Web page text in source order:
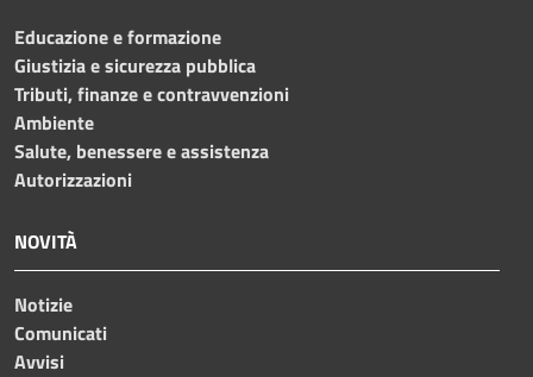
Educazione e formazione
Giustizia e sicurezza pubblica
Tributi, finanze e contravvenzioni
Ambiente
Salute, benessere e assistenza
Autorizzazioni
NOVITÀ
Notizie
Comunicati
Avvisi